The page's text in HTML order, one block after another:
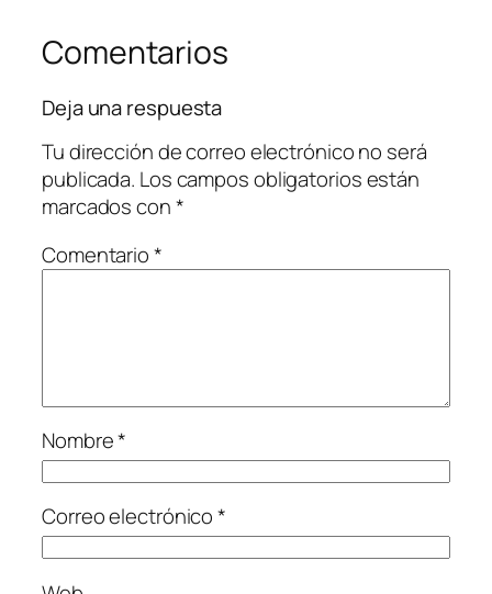
Comentarios
Deja una respuesta
Tu dirección de correo electrónico no será
publicada. Los campos obligatorios están
marcados con*
Comentario*
Nombre*
Correo electrónico*